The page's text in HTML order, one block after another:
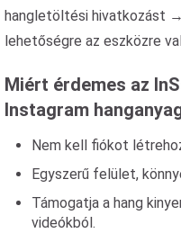
hangletöltési hivatkozást
lehetőségre az eszközre
Miért érdemes az
Instagram
Nem kell fiókot
Egyszerű felület,
Támogatja a hang
videókból.